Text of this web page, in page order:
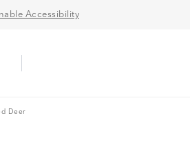
Accessibility
Deer